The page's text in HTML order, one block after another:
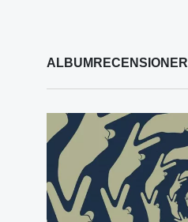
ALBUMRECENSIONER